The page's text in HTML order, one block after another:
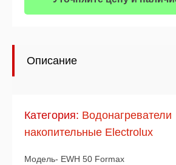
Описание
Категория: Водонагреватели
накопительные Electrolux
Модель- EWH 50 Formax